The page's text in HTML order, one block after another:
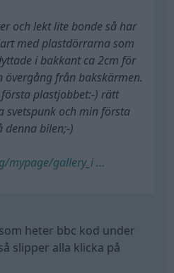
och lekt lite bonde så har
med plastdörrarna som
i bakkant ca 2cm för
från bakskärmen.
plastjobbet:-) rätt
och min första
denna bilen;-)
mypage/gallery_i …
heter bbc kod under
slipper alla klicka på